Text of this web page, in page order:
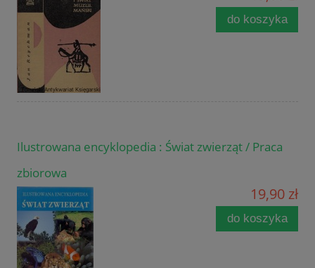
do koszyka
Ilustrowana encyklopedia : Świat zwierząt / Praca
zbiorowa
19,90 zł
do koszyka